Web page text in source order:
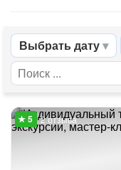
Выбрать дату
2 отзыва